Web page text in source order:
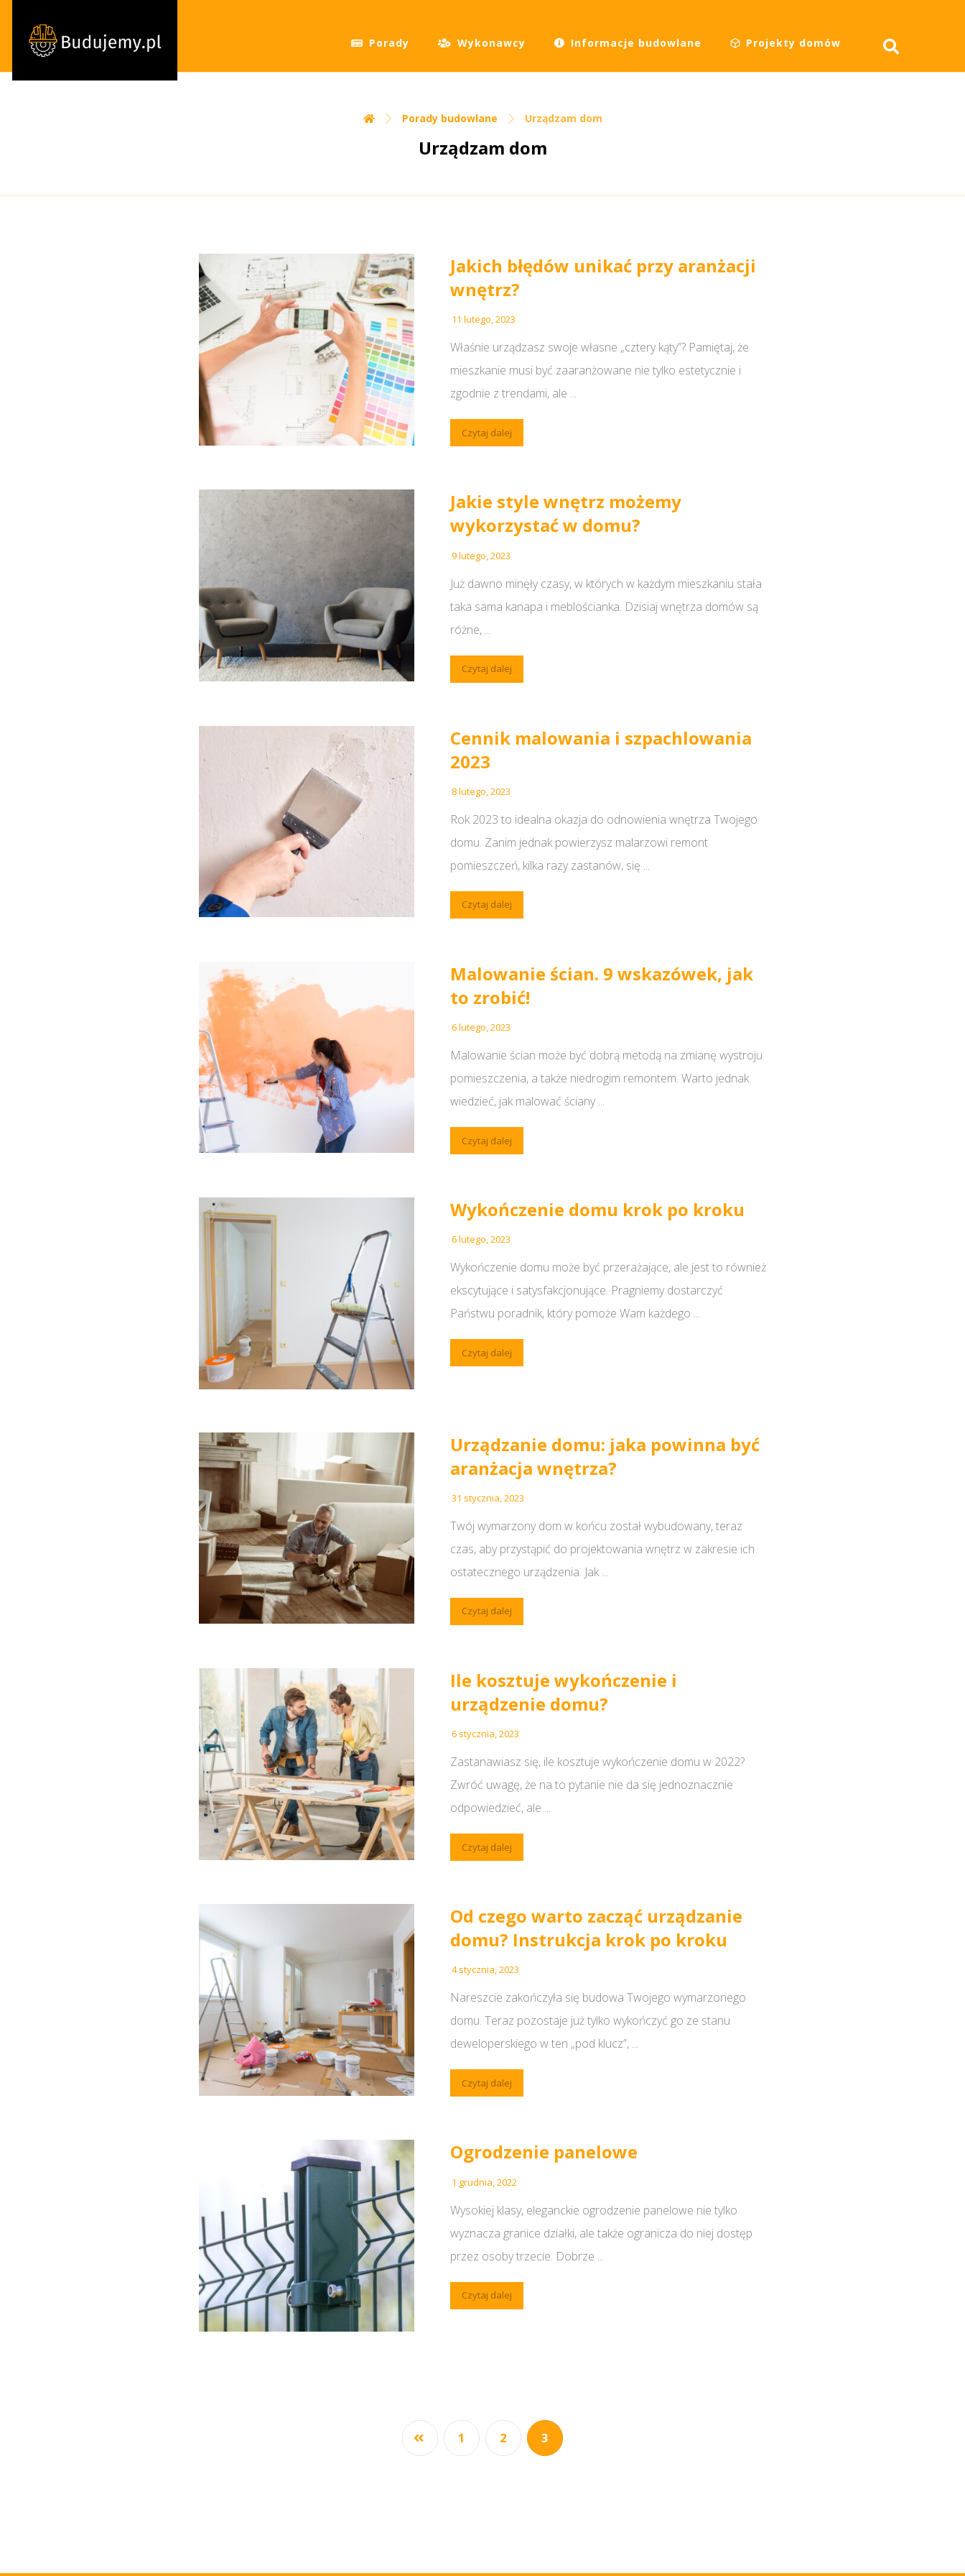
Porady Wykonawcy Informacje budowlane Projekty domów
Porady budowlane Urządzam dom
Urządzam dom
Jakich błędów unikać przy aranżacji
wnętrz?
11 lutego, 2023
Właśnie urządzasz swoje własne „cztery kąty”? Pamiętaj, że
mieszkanie musi być zaaranżowane nie tylko estetycznie i
zgodnie z trendami, ale ...
Czytaj dalej
Jakie style wnętrz możemy
wykorzystać w domu?
9 lutego, 2023
Już dawno minęły czasy, w których w każdym mieszkaniu stała
taka sama kanapa i meblościanka. Dzisiaj wnętrza domów są
różne, ...
Czytaj dalej
Cennik malowania i szpachlowania
2023
8 lutego, 2023
Rok 2023 to idealna okazja do odnowienia wnętrza Twojego
domu. Zanim jednak powierzysz malarzowi remont
pomieszczeń, kilka razy zastanów, się ...
Czytaj dalej
Malowanie ścian. 9 wskazówek, jak
to zrobić!
6 lutego, 2023
Malowanie ścian może być dobrą metodą na zmianę wystroju
pomieszczenia, a także niedrogim remontem. Warto jednak
wiedzieć, jak malować ściany ...
Czytaj dalej
Wykończenie domu krok po kroku
6 lutego, 2023
Wykończenie domu może być przerażające, ale jest to również
ekscytujące i satysfakcjonujące. Pragniemy dostarczyć
Państwu poradnik, który pomoże Wam każdego ...
Czytaj dalej
Urządzanie domu: jaka powinna być
aranżacja wnętrza?
31 stycznia, 2023
Twój wymarzony dom w końcu został wybudowany, teraz
czas, aby przystąpić do projektowania wnętrz w zakresie ich
ostatecznego urządzenia. Jak ...
Czytaj dalej
Ile kosztuje wykończenie i
urządzenie domu?
6 stycznia, 2023
Zastanawiasz się, ile kosztuje wykończenie domu w 2022?
Zwróć uwagę, że na to pytanie nie da się jednoznacznie
odpowiedzieć, ale ...
Czytaj dalej
Od czego warto zacząć urządzanie
domu? Instrukcja krok po kroku
4 stycznia, 2023
Nareszcie zakończyła się budowa Twojego wymarzonego
domu. Teraz pozostaje już tylko wykończyć go ze stanu
deweloperskiego w ten „pod klucz”, ...
Czytaj dalej
Ogrodzenie panelowe
1 grudnia, 2022
Wysokiej klasy, eleganckie ogrodzenie panelowe nie tylko
wyznacza granice działki, ale także ogranicza do niej dostęp
przez osoby trzecie. Dobrze ...
Czytaj dalej
1 2 3